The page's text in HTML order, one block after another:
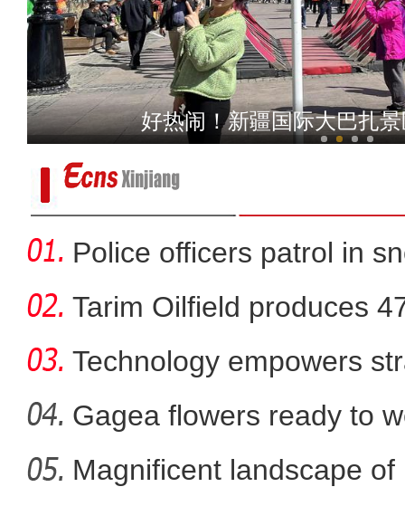
【爱在和田】传统的和田特
新疆：万余亩原生态胡
好热闹！新疆国际大巴扎
Police officers patrol in
Tarim Oilfield produces
Technology empowers
Xi
Gagea flowers ready to
Nal
Magnificent landscape